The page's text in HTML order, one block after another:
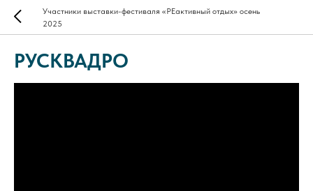
Участники выставки-фестиваля «РЕактивный отдых» осень
2025
РУСКВАДРО